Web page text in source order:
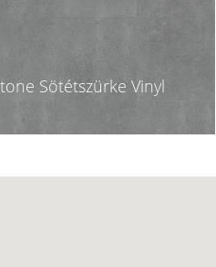
Sötétszürke Vinyl